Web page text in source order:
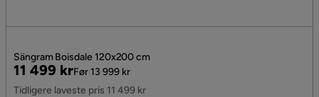
Sängram Boisdale 120x200 cm
Pris
11 499 kr
Original
Pris
Før 13 999 kr
Tidligere laveste pris 11 499 kr